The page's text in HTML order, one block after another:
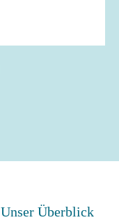
Unser Überblick